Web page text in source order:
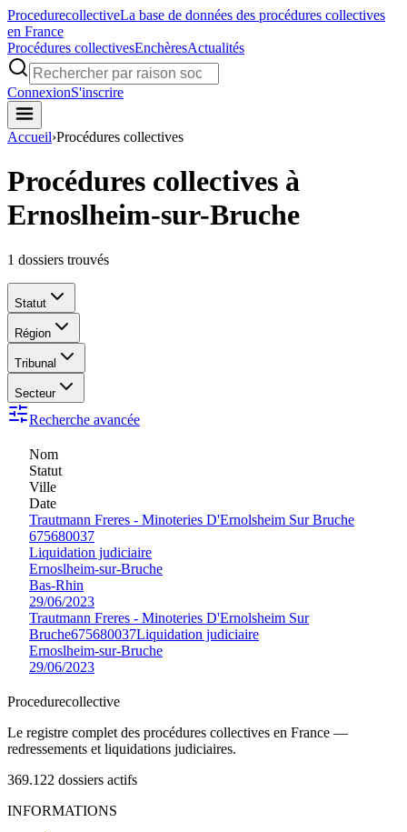
ProcedurecollectiveLa base de données des procédures collectives
en France
Procédures collectivesEnchèresActualités
ConnexionS'inscrire
Accueil›Procédures collectives
Procédures collectives à
Ernoslheim-sur-Bruche
1 dossiers trouvés
Statut
Région
Tribunal
Secteur
Recherche avancée
Nom
Statut
Ville
Date
Trautmann Freres - Minoteries D'Ernolsheim Sur Bruche
675680037
Liquidation judiciaire
Ernoslheim-sur-Bruche
Bas-Rhin
29/06/2023
Trautmann Freres - Minoteries D'Ernolsheim Sur
Bruche675680037Liquidation judiciaire
Ernoslheim-sur-Bruche
29/06/2023
Procedurecollective
Le registre complet des procédures collectives en France —
redressements et liquidations judiciaires.
369.122 dossiers actifs
INFORMATIONS